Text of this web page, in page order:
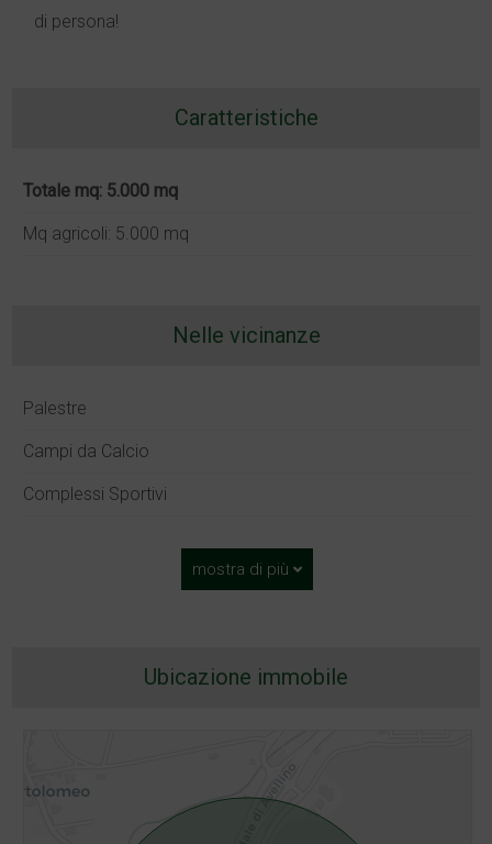
di persona!
Caratteristiche
Totale mq: 5.000 mq
Mq agricoli: 5.000 mq
Nelle vicinanze
Palestre
Campi da Calcio
Complessi Sportivi
mostra di più
Ubicazione immobile